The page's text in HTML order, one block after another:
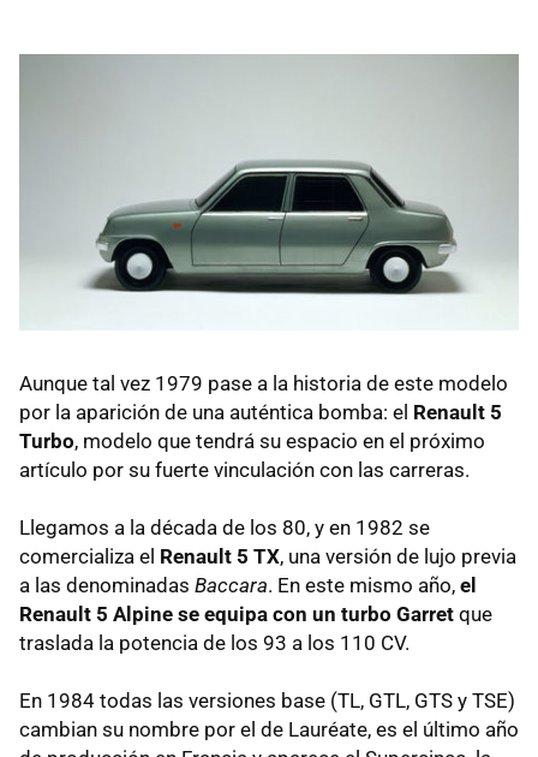
Aunque tal vez 1979 pase a la historia de este modelo
por la aparición de una auténtica bomba: el Renault 5
Turbo, modelo que tendrá su espacio en el próximo
artículo por su fuerte vinculación con las carreras.
Llegamos a la década de los 80, y en 1982 se
comercializa el Renault 5 TX, una versión de lujo previa
a las denominadas Baccara. En este mismo año, el
Renault 5 Alpine se equipa con un turbo Garret que
traslada la potencia de los 93 a los 110 CV.
En 1984 todas las versiones base (TL, GTL, GTS y TSE)
cambian su nombre por el de Lauréate, es el último año